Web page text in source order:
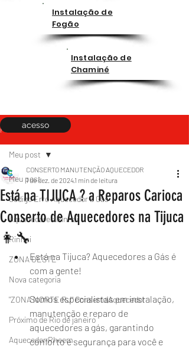
Instalação de
Fogão
Instalação de
Chaminé
Post
Meu post
Código Erro Aquecedor a Gás
Aquecedores Rinnai
Rinnai
ZONA OESTE
Nova categoria
"ZONA NORTE RJ" Conserto|Aquecedor
Próximo de Rio de janeiro
Aquecedor Rheem
Meu post
Está na TIJUCA ? a Reparos Carioca
Conserto de Aquecedores na Tijuca
👩‍🔧
CONSERTO MANUTENÇÃO AQUECEDOR
1 de dez. de 20241 min de leitura
Está na Tijuca? Aquecedores a Gás é
com a gente!
Somos especialistas em instalação,
manutenção e reparo de
aquecedores a gás, garantindo
conforto e segurança para você e
acesso